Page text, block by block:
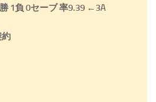
1負 0セーブ 率9.39 ←3A
約